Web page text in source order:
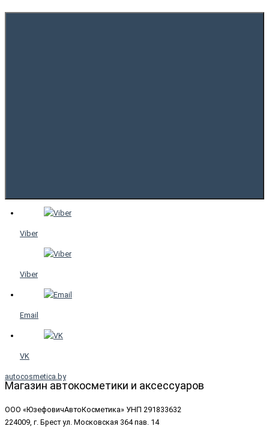
Viber
Viber
Email
VK
autocosmetica.by
Магазин автокосметики и аксессуаров
ООО «ЮзефовичАвтоКосметика» УНП 291833632
224009, г. Брест ул. Московская 364 пав. 14